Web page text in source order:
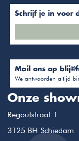
Schrijf je in voor
Mail ons op
We antwoorden altijd
Onze
Regoutstraat 1
3125 BH Schiedam